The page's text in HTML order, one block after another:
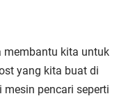
membantu kita untuk
yang kita buat di
pencari seperti